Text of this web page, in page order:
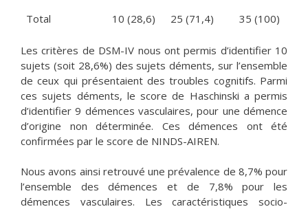
Total 10 (28,6) 25 (71,4) 35 (100)
Les critères de DSM-IV nous ont permis d’identifier 10
sujets (soit 28,6%) des sujets déments, sur l’ensemble
de ceux qui présentaient des troubles cognitifs. Parmi
ces sujets déments, le score de Haschinski a permis
d’identifier 9 démences vasculaires, pour une démence
d’origine non déterminée. Ces démences ont été
confirmées par le score de NINDS-AIREN.
Nous avons ainsi retrouvé une prévalence de 8,7% pour
l’ensemble des démences et de 7,8% pour les
démences vasculaires. Les caractéristiques socio-